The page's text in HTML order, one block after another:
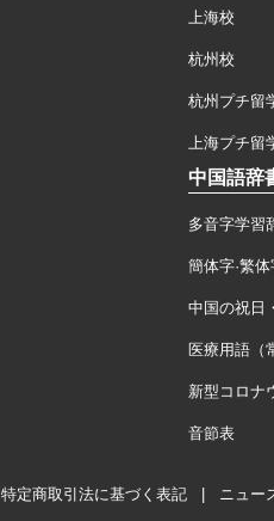
上海校
杭州校
杭州プチ留
上海プチ留
中国語辞
多音字学習
簡体字·繁
中国の祝日
医療用語（
新型コロナ
音節表
特定商取引法に基づく表記 ニュー